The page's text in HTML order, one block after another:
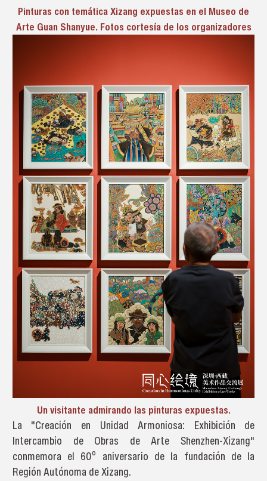
Pinturas con temática Xizang expuestas en el Museo de
Arte Guan Shanyue. Fotos cortesía de los organizadores
Un visitante admirando las pinturas expuestas.
La "Creación en Unidad Armoniosa: Exhibición de
Intercambio de Obras de Arte Shenzhen-Xizang"
conmemora el 60º aniversario de la fundación de la
Región Autónoma de Xizang.